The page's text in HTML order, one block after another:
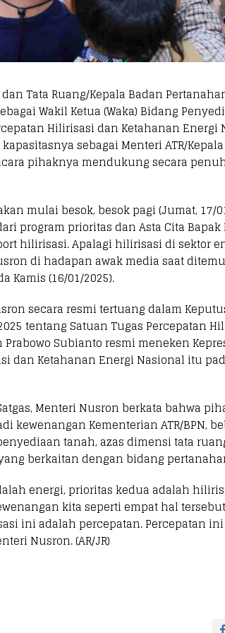
Tata Ruang/Kepala Badan
Wakil Ketua (Waka) Bidang
Hilirisasi dan Ketahanan
sebagai Menteri ATR/
pihaknya mendukung secara
mulai besok, besok pagi (Jumat, 17/
program prioritas dan Asta Cita Bapak
hilirisasi. Apalagi hilirisasi di sektor
di hadapan awak media saat
Kamis (16/01/2025).
secara resmi tertuang dalam
tentang Satuan Tugas Percepatan
Subianto resmi meneken
dan Ketahanan Energi Nasional itu
Menteri Nusron berkata bahwa
kewenangan Kementerian ATR/BPN,
tanah, azas dimensi tata
berkaitan dengan bidang
energi, prioritas kedua adalah
kita seperti empat hal
ini adalah percepatan. Percepatan
Nusron. (AR/JR)